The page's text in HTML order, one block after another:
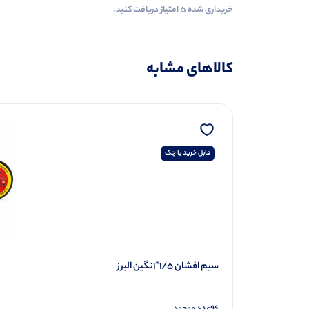
خریداری شده ۵ امتیاز دریافت کنید.
کالاهای مشابه
سیم افشان 1/5*1نگین البرز
قابل خرید با چک